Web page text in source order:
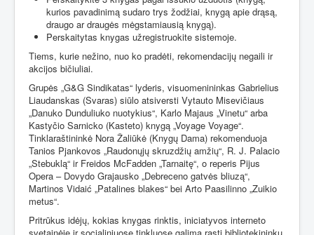
kurios pavadinimą sudaro trys žodžiai, knygą apie drąsą,
draugo ar draugės mėgstamiausią knygą).
Perskaitytas knygas užregistruokite sistemoje.
Tiems, kurie nežino, nuo ko pradėti, rekomendacijų negaili ir
akcijos bičiuliai.
Grupės „G&G Sindikatas“ lyderis, visuomenininkas Gabrielius
Liaudanskas (Svaras) siūlo atsiversti Vytauto Misevičiaus
„Danuko Dunduliuko nuotykius“, Karlo Majaus „Vinetu“ arba
Kastyčio Sarnicko (Kasteto) knygą „Voyage Voyage“.
Tinklaraštininkė Nora Žaliūkė (Knygų Dama) rekomenduoja
Tanios Pjankovos „Raudonųjų skruzdžių amžių“, R. J. Palacio
„Stebuklą“ ir Freidos McFadden „Tarnaitę“, o reperis Pijus
Opera – Dovydo Grajausko „Debreceno gatvės bliuzą“,
Martinos Vidaić „Patalines blakes“ bei Arto Paasilinno „Zuikio
metus“.
Pritrūkus idėjų, kokias knygas rinktis, iniciatyvos interneto